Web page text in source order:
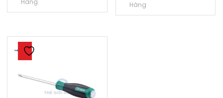
Hàng Hàng